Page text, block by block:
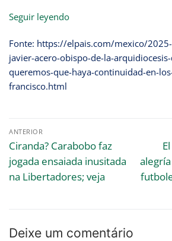
Seguir leyendo
Fonte: https://elpais.com/mexico/
javier-acero-obispo-de-la-
queremos-que-haya-continuidad-en-
francisco.html
ANTERIOR
Ciranda? Carabobo faz
jogada ensaiada inusitada
na Libertadores; veja
Deixe um comentário